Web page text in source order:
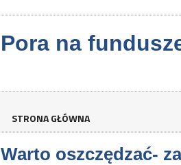
Pora na
STRONA GŁÓWNA
Warto oszczędzać-